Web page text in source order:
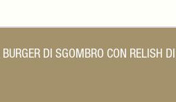
BURGER DI SGOMBRO CON RELISH